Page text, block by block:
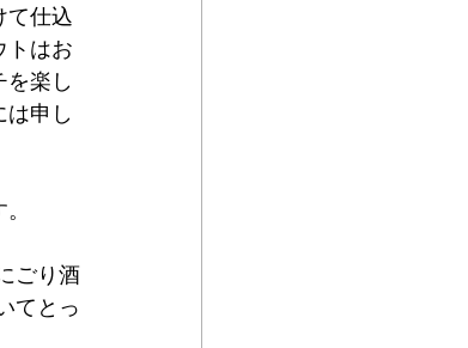
て仕込
トはお
楽し
申し
ごり酒
てとっ